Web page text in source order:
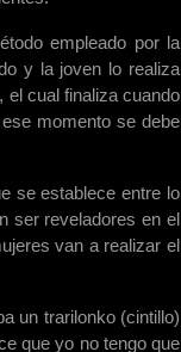
empleado por la
y la joven lo realiza
el cual finaliza cuando
momento se debe
se establece entre lo
ser reveladores en el
van a realizar el
un trarilonko (cintillo)
que yo no tengo que